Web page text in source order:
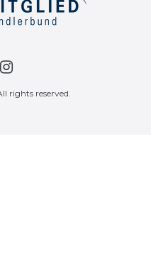
rights reserved.